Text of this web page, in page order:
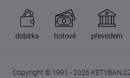
dobírka hotově převodem
Copyright © 1991 - 2026